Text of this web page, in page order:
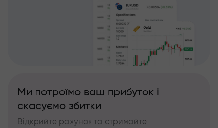
Ми потроїмо ваш прибуток і
скасуємо збитки
Відкрийте рахунок та отримайте